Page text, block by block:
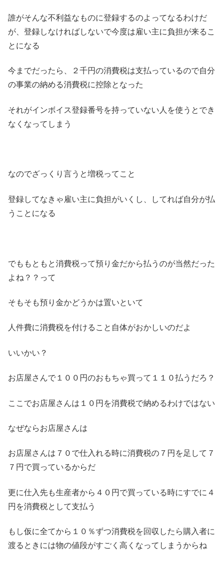
誰がそんな不利益なものに登録するのよってなるわけだ
が、登録しなければしないで今度は雇い主に負担が来るこ
とになる
今までだったら、２千円の消費税は支払っているので自分
の事業の納める消費税に控除となった
それがインボイス登録番号を持っていない人を使うとでき
なくなってしまう
なのでざっくり言うと増税ってこと
登録してなきゃ雇い主に負担がいくし、してれば自分が払
うことになる
でももともと消費税って預り金だから払うのが当然だった
よね？？って
そもそも預り金かどうかは置いといて
人件費に消費税を付けること自体がおかしいのだよ
いいかい？
お店屋さんで１００円のおもちゃ買って１１０払うだろ？
ここでお店屋さんは１０円を消費税で納めるわけではない
なぜならお店屋さんは
お店屋さんは７０で仕入れる時に消費税の７円を足して７
７円で買っているからだ
更に仕入先も生産者から４０円で買っている時にすでに４
円を消費税として支払う
もし仮に全てから１０％ずつ消費税を回収したら購入者に
渡るときには物の値段がすごく高くなってしまうからね